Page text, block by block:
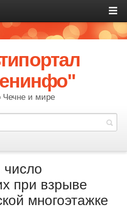
Чечне и мире
число
при взрыве
многоэтажке